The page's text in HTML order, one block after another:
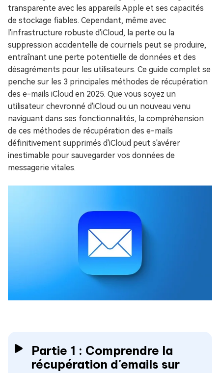
transparente avec les appareils Apple et ses capacités
de stockage fiables. Cependant, même avec
l'infrastructure robuste d'iCloud, la perte ou la
suppression accidentelle de courriels peut se produire,
entraînant une perte potentielle de données et des
désagréments pour les utilisateurs. Ce guide complet se
penche sur les 3 principales méthodes de récupération
des e-mails iCloud en 2025. Que vous soyez un
utilisateur chevronné d'iCloud ou un nouveau venu
naviguant dans ses fonctionnalités, la compréhension
de ces méthodes de récupération des e-mails
définitivement supprimés d'iCloud peut s'avérer
inestimable pour sauvegarder vos données de
messagerie vitales.
Partie 1 : Comprendre la
récupération d'emails sur